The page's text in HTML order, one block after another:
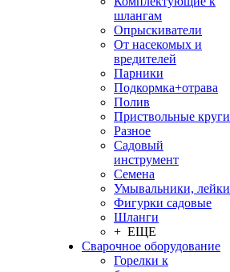
шлангам
Опрыскиватели
От насекомых и
вредителей
Парники
Подкормка+отрава
Полив
Приствольные круги
Разное
Садовый
инструмент
Семена
Умывальники, лейки
Фигурки садовые
Шланги
+ ЕЩЕ
Сварочное оборудование
Горелки к